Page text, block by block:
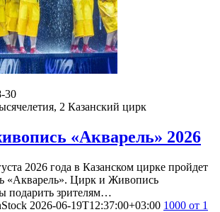
30
2 Казанский цирк
«Акварель» 2026
2026 года в Казанском цирке пройдет
«Акварель». Цирк и Живопись
подарить зрителям…
2026-06-19T12:37:00+03:00 1000 от 1